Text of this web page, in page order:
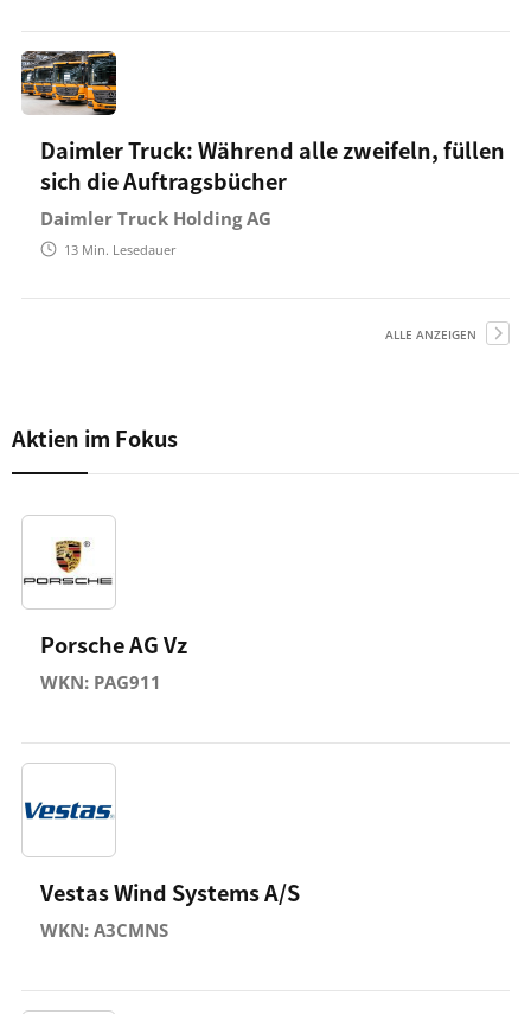
Daimler Truck: Während alle zweifeln, füllen
sich die Auftragsbücher
Daimler Truck Holding AG
13 Min. Lesedauer
ALLE ANZEIGEN
Aktien im Fokus
Porsche AG Vz
WKN: PAG911
Vestas Wind Systems A/S
WKN: A3CMNS